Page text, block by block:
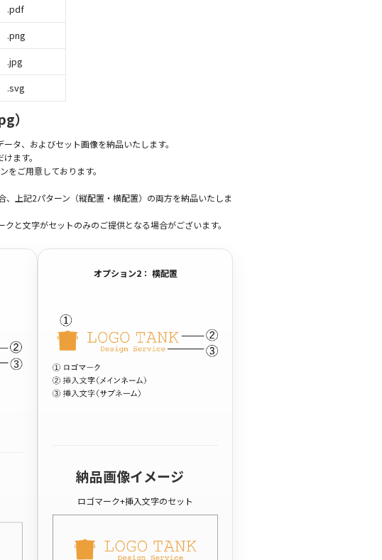
.pdf
.png
.jpg
.svg
）
タ、およびセット画像を納品いたします。
ます。
をご用意しております。
上記2パターン（縦配置・横配置）の両方を納品いたしま
と文字がセットのみのご提供となる場合がございます。
オプション2： 横配置
納品画像イメージ
ロゴマーク+挿入文字のセット